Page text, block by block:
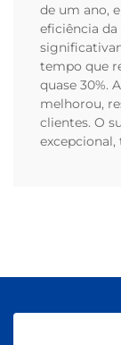
de um ano,
eficiência
tempo que
quase 30%.
melhorou,
clientes. O
excepcional,